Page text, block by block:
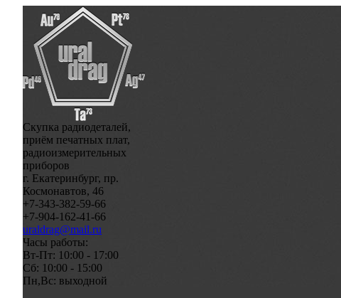
Скупка радиодеталей,
приём печатных плат,
радиоизмерительных
приборов
г. Екатеринбург, пр.
Космонавтов, 46
+7-343-382-59-66
+7-904-162-41-66
uraldrag@mail.ru
Часы работы:
Вт-Пт: 10:00 - 17:00
Сб: 10:00 - 15:00
Пн,Вс: выходной